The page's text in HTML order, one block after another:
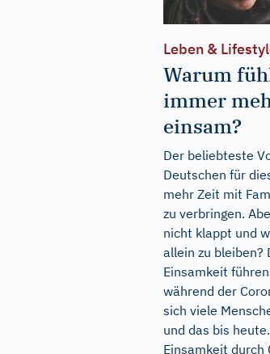
Leben &
Warum
immer
einsam?
Der beliebteste
Deutschen für
mehr Zeit mit
zu verbringen.
nicht klappt und
allein zu bleiben?
Einsamkeit
während der
sich viele
und das bis heute.
Einsamkeit durch